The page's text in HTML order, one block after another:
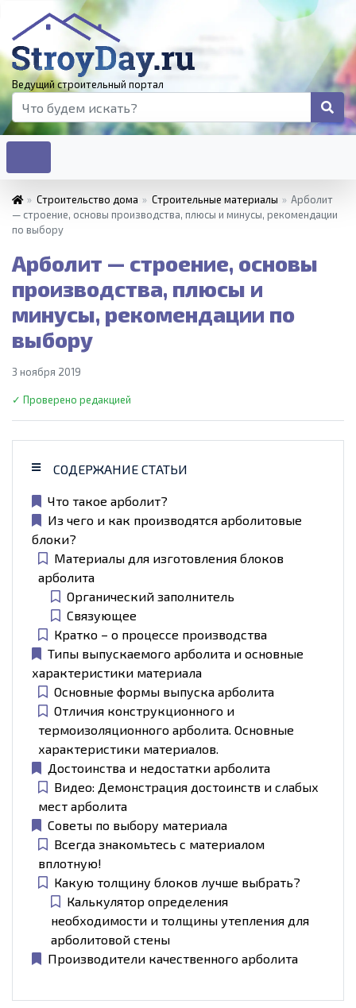
Ведущий строительный портал
» Строительство дома » Строительные материалы » Арболит
— строение, основы производства, плюсы и минусы, рекомендации
по выбору
Арболит — строение, основы
производства, плюсы и
минусы, рекомендации по
выбору
3 ноября 2019
✓ Проверено редакцией
СОДЕРЖАНИЕ СТАТЬИ
Что такое арболит?
Из чего и как производятся арболитовые
блоки?
Материалы для изготовления блоков
арболита
Органический заполнитель
Связующее
Кратко – о процессе производства
Типы выпускаемого арболита и основные
характеристики материала
Основные формы выпуска арболита
Отличия конструкционного и
термоизоляционного арболита. Основные
характеристики материалов.
Достоинства и недостатки арболита
Видео: Демонстрация достоинств и слабых
мест арболита
Советы по выбору материала
Всегда знакомьтесь с материалом
вплотную!
Какую толщину блоков лучше выбрать?
Калькулятор определения
необходимости и толщины утепления для
арболитовой стены
Производители качественного арболита